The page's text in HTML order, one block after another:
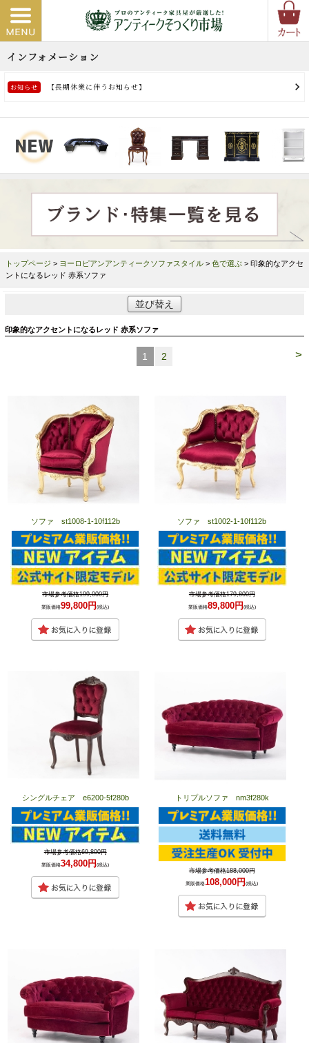
トップページ > ヨーロピアンアンティークソファスタイル > 色で選ぶ > 印象的なアクセ
ントになるレッド 赤系ソファ
並び替え
印象的なアクセントになるレッド 赤系ソファ
>
1 2
ソファ st1008-1-10f112b
市場参考価格199,000円
業販価格99,800円(税込)
ソファ st1002-1-10f112b
市場参考価格179,800円
業販価格89,800円(税込)
シングルチェア e6200-5f280b
市場参考価格69,800円
業販価格34,800円(税込)
トリプルソファ nm3f280k
市場参考価格188,000円
業販価格108,000円(税込)